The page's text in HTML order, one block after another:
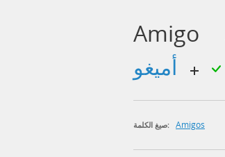
Amigo
صيغ الكلمة: Amigos